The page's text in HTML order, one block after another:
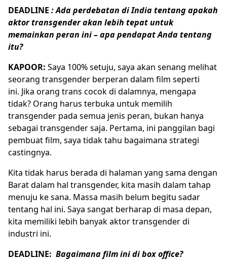
DEADLINE : Ada perdebatan di India tentang apakah
aktor transgender akan lebih tepat untuk
memainkan peran ini – apa pendapat Anda tentang
itu?
KAPOOR: Saya 100% setuju, saya akan senang melihat
seorang transgender berperan dalam film seperti
ini. Jika orang trans cocok di dalamnya, mengapa
tidak? Orang harus terbuka untuk memilih
transgender pada semua jenis peran, bukan hanya
sebagai transgender saja. Pertama, ini panggilan bagi
pembuat film, saya tidak tahu bagaimana strategi
castingnya.
Kita tidak harus berada di halaman yang sama dengan
Barat dalam hal transgender, kita masih dalam tahap
menuju ke sana. Massa masih belum begitu sadar
tentang hal ini. Saya sangat berharap di masa depan,
kita memiliki lebih banyak aktor transgender di
industri ini.
DEADLINE: Bagaimana film ini di box office?